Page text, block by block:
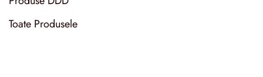
Toate Produsele